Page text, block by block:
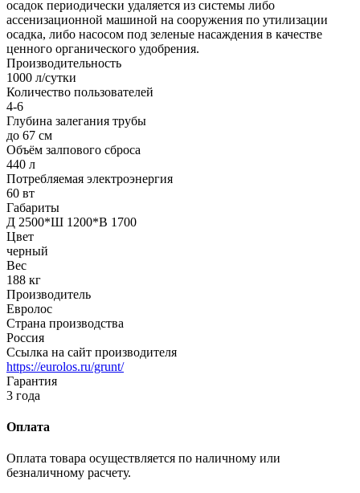
осадок периодически удаляется из системы либо
ассенизационной машиной на сооружения по утилизации
осадка, либо насосом под зеленые насаждения в качестве
ценного органического удобрения.
Производительность
1000 л/сутки
Количество пользователей
4-6
Глубина залегания трубы
до 67 см
Объём залпового сброса
440 л
Потребляемая электроэнергия
60 вт
Габариты
Д 2500*Ш 1200*В 1700
Цвет
черный
Вес
188 кг
Производитель
Евролос
Страна производства
Россия
Ссылка на сайт производителя
https://eurolos.ru/grunt/
Гарантия
3 года
Оплата
Оплата товара осуществляется по наличному или
безналичному расчету.